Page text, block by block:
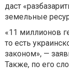
даст
земельные
«11 миллионов
то есть
законом», —
Также, по его